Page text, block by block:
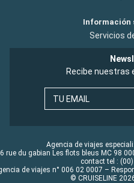
Información
Servicios
Recibe nuestras
TU EMAIL
Agencia de viajes
rue du gabian Les flots bleus MC 98
contact tel :
de viajes n° 006 02 0007 –
© CRUISELINE